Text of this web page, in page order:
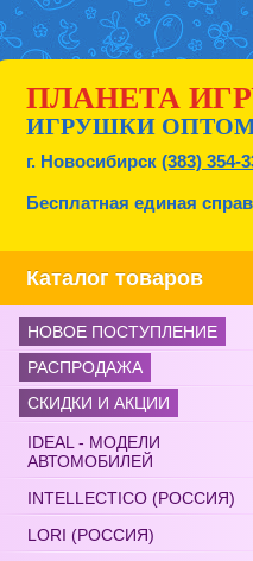
ПЛАНЕТА
ИГРУШКИ
г. Новосибирск (383) 354-
Бесплатная единая
Каталог товаров
НОВОЕ ПОСТУПЛЕНИЕ
РАСПРОДАЖА
СКИДКИ И АКЦИИ
IDEAL - МОДЕЛИ
АВТОМОБИЛЕЙ
INTELLECTICO (РОССИЯ)
LORI (РОССИЯ)